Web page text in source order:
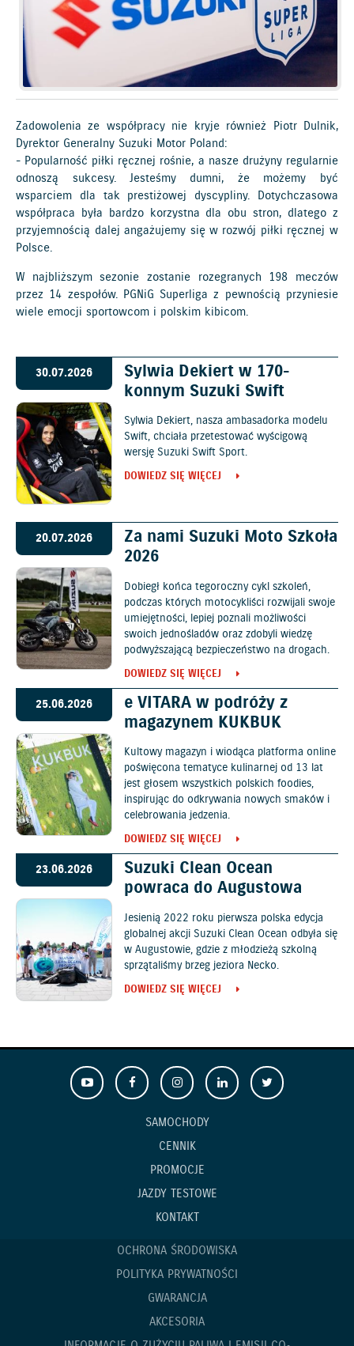
Zadowolenia ze współpracy nie kryje również Piotr Dulnik,
Dyrektor Generalny Suzuki Motor Poland:
- Popularność piłki ręcznej rośnie, a nasze drużyny regularnie
odnoszą sukcesy. Jesteśmy dumni, że możemy być
wsparciem dla tak prestiżowej dyscypliny. Dotychczasowa
współpraca była bardzo korzystna dla obu stron, dlatego z
przyjemnością dalej angażujemy się w rozwój piłki ręcznej w
Polsce.
W najbliższym sezonie zostanie rozegranych 198 meczów
przez 14 zespołów. PGNiG Superliga z pewnością przyniesie
wiele emocji sportowcom i polskim kibicom.
30.07.2026
Sylwia Dekiert w 170-
konnym Suzuki Swift
Sylwia Dekiert, nasza ambasadorka modelu
Swift, chciała przetestować wyścigową
wersję Suzuki Swift Sport.
DOWIEDZ SIĘ WIĘCEJ
20.07.2026
Za nami Suzuki Moto Szkoła
2026
Dobiegł końca tegoroczny cykl szkoleń,
podczas których motocykliści rozwijali swoje
umiejętności, lepiej poznali możliwości
swoich jednośladów oraz zdobyli wiedzę
podwyższającą bezpieczeństwo na drogach.
DOWIEDZ SIĘ WIĘCEJ
25.06.2026
e VITARA w podróży z
magazynem KUKBUK
Kultowy magazyn i wiodąca platforma online
poświęcona tematyce kulinarnej od 13 lat
jest głosem wszystkich polskich foodies,
inspirując do odkrywania nowych smaków i
celebrowania jedzenia.
DOWIEDZ SIĘ WIĘCEJ
23.06.2026
Suzuki Clean Ocean
powraca do Augustowa
Jesienią 2022 roku pierwsza polska edycja
globalnej akcji Suzuki Clean Ocean odbyła się
w Augustowie, gdzie z młodzieżą szkolną
sprzątaliśmy brzeg jeziora Necko.
DOWIEDZ SIĘ WIĘCEJ
SAMOCHODY
CENNIK
PROMOCJE
JAZDY TESTOWE
KONTAKT
OCHRONA ŚRODOWISKA
POLITYKA PRYWATNOŚCI
GWARANCJA
AKCESORIA